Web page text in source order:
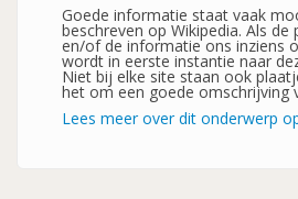
Goede informatie staat vaak
beschreven op Wikipedia. Als de
en/of de informatie ons inziens
wordt in eerste instantie naar
Niet bij elke site staan ook
het om een goede omschrijving
Lees meer over dit onderwerp